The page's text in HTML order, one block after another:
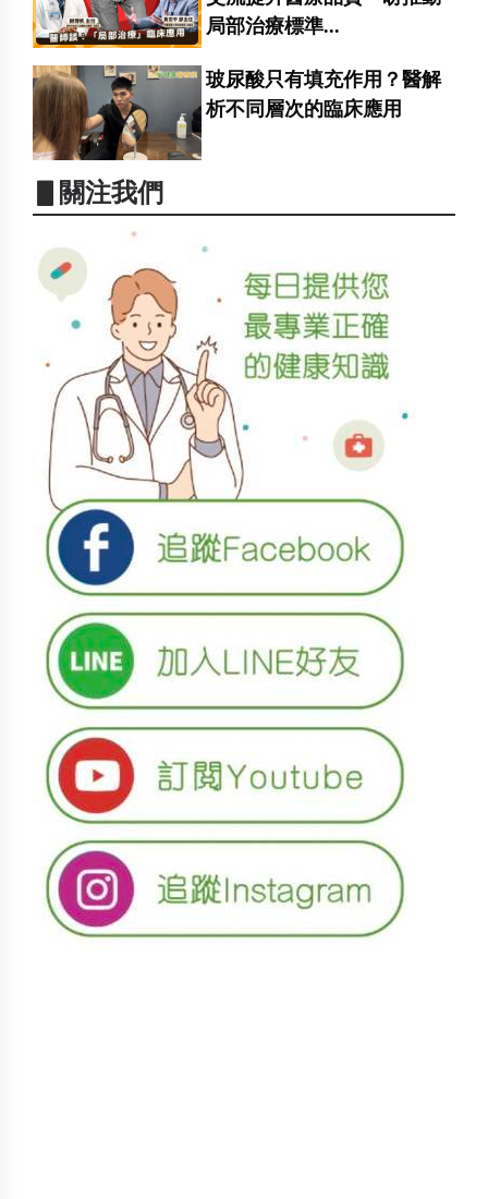
局部治療標準...
玻尿酸只有填充作用？醫解
析不同層次的臨床應用
▋關注我們